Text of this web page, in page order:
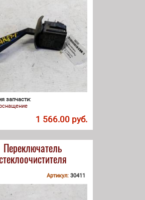
запчасти:
1 566.00 руб.
Переключатель
Артикул: 30411